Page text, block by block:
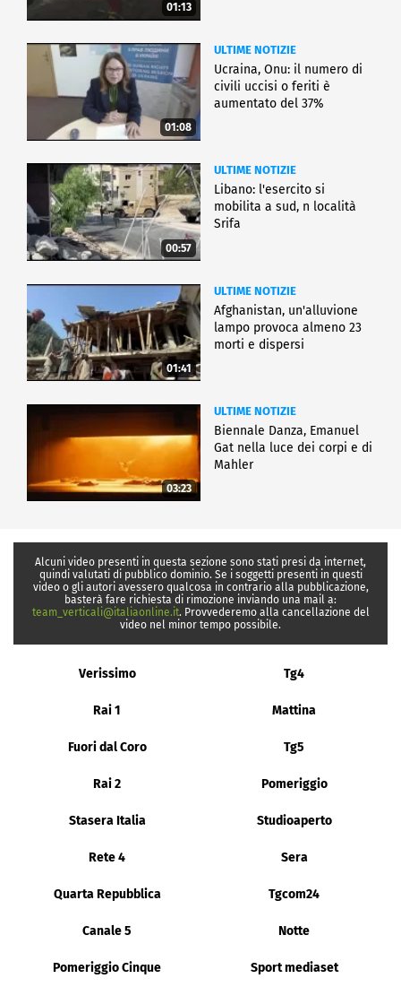
01:13
01:08
ULTIME NOTIZIE
Ucraina, Onu: il numero di
civili uccisi o feriti è
aumentato del 37%
00:57
ULTIME NOTIZIE
Libano: l'esercito si
mobilita a sud, n località
Srifa
01:41
ULTIME NOTIZIE
Afghanistan, un'alluvione
lampo provoca almeno 23
morti e dispersi
03:23
ULTIME NOTIZIE
Biennale Danza, Emanuel
Gat nella luce dei corpi e di
Mahler
Alcuni video presenti in questa sezione sono stati presi da internet,
quindi valutati di pubblico dominio. Se i soggetti presenti in questi
video o gli autori avessero qualcosa in contrario alla pubblicazione,
basterà fare richiesta di rimozione inviando una mail a:
team_verticali@italiaonline.it. Provvederemo alla cancellazione del
video nel minor tempo possibile.
Verissimo Tg4
Rai 1 Mattina
Fuori dal Coro Tg5
Rai 2 Pomeriggio
Stasera Italia Studioaperto
Rete 4 Sera
Quarta Repubblica Tgcom24
Canale 5 Notte
Pomeriggio Cinque Sport mediaset